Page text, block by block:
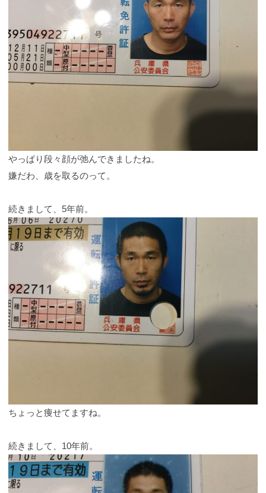
やっぱり段々顔が弛んできましたね。
嫌だわ、歳を取るのって。
続きまして、5年前。
ちょっと痩せてますね。
続きまして、10年前。